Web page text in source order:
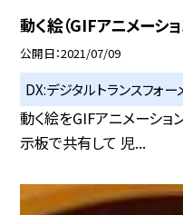
動く絵（GIFアニメーショ
公開日 2021/07/09
DX:デジタルトランスフォー
動く絵をGIFアニメーショ
示板で共有して 児...